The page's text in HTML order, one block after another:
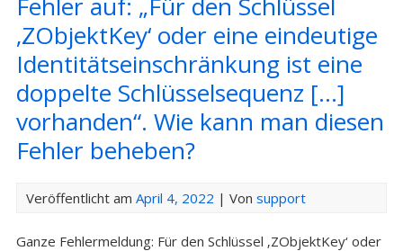
‚ZObjektKey‘ oder eine eindeutige
Identitätseinschränkung ist eine
doppelte Schlüsselsequenz […]
vorhanden“. Wie kann man diesen
Fehler beheben?
Veröffentlicht am April 4, 2022 | Von support
Ganze Fehlermeldung: Für den Schlüssel ‚ZObjektKey‘ oder